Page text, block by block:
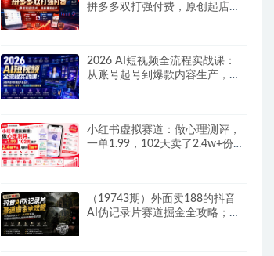
拼多多双打强付费，原创起店技
2026 AI短视频全流程实战课：
从账号起号到爆款内容生产，掌
小红书虚拟赛道：做心理测评，
一单1.99，102天卖了2.4w+份，
（19743期）外面卖188的抖音
AI伪记录片赛道掘金全攻略；从